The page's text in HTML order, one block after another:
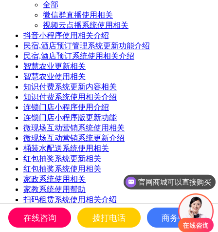
全部
微信群直播使用相关
视频云点播系统使用相关
抖音小程序使用相关介绍
民宿,酒店预订管理系统更新功能介绍
民宿,酒店预订系统使用相关介绍
智慧农业更新相关
智慧农业使用相关
知识付费系统更新内容相关
知识付费系统使用相关介绍
连锁门店小程序使用介绍
连锁门店小程序版更新功能
微现场互动营销系统使用相关
微现场互动营销系统更新介绍
桶装水配送系统使用相关
红包抽奖系统更新相关
红包抽奖系统使用相关
家政系统使用相关
家教系统使用帮助
扫码租赁系统使用相关介绍
跑腿配送系统使用介绍
租赁系统更新功能相关介绍
一次购买终身授权使用
在线咨询 拨打电话 商务中心